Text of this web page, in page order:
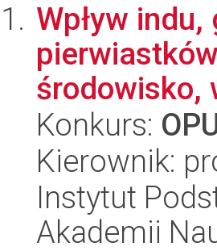
Wpływ
środowisko,
Konkurs:
Kierownik:
Instytut
Akademii